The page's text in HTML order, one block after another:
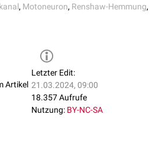
, Motoneuron, Renshaw-Hemmung,
Artikel
Letzter Edit:
21.03.2024, 09:00
18.357 Aufrufe
Nutzung: BY-NC-SA